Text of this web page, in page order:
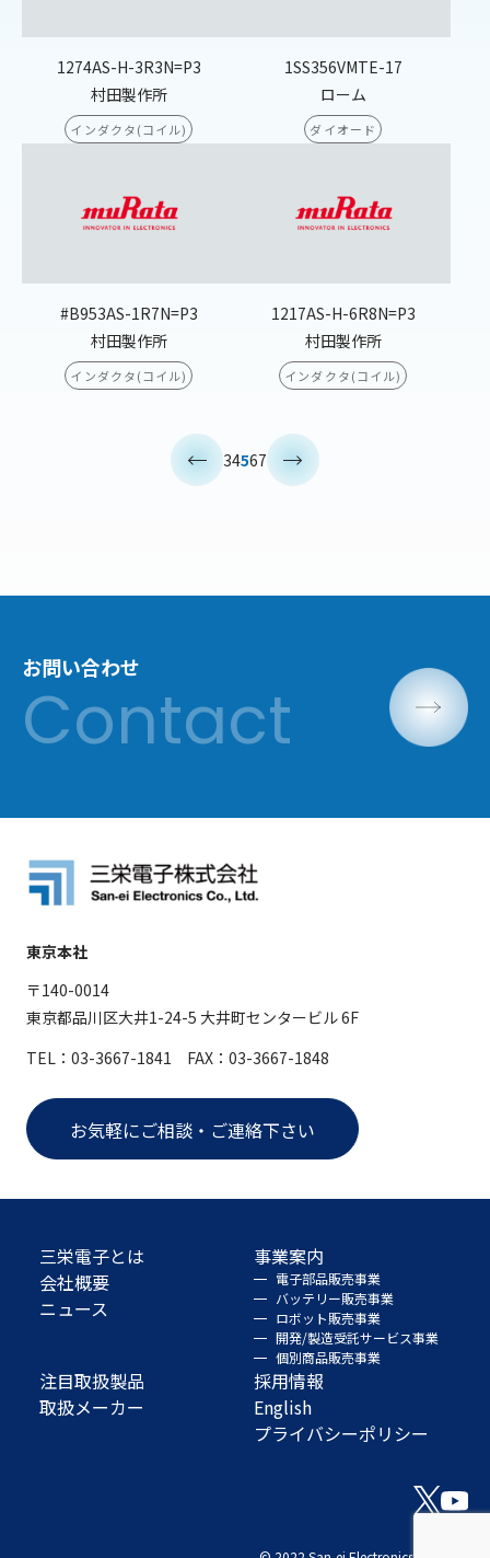
1274AS-H-3R3N=P3
村田製作所
インダクタ(コイル)
1SS356VMTE-17
ローム
ダイオード
#B953AS-1R7N=P3
村田製作所
インダクタ(コイル)
1217AS-H-6R8N=P3
村田製作所
インダクタ(コイル)
34567
お問い合わせ
東京本社
〒140-0014
東京都品川区大井1-24-5 大井町センタービル 6F
TEL：03-3667-1841 FAX：03-3667-1848
お気軽にご相談・ご連絡下さい
三栄電子とは
会社概要
ニュース
事業案内
電子部品販売事業
バッテリー販売事業
ロボット販売事業
開発/製造受託サービス事業
個別商品販売事業
注目取扱製品
取扱メーカー
採用情報
English
プライバシーポリシー